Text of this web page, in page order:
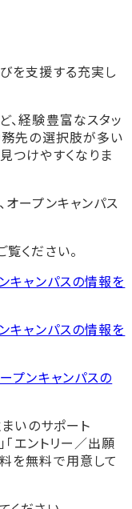
を支援する充実し
、経験豊富なスタッ
務先の選択肢が多い
つけやすくなりま
ープンキャンパス
ください。
キャンパスの情報を
キャンパスの情報を
プンキャンパスの
まいのサポート
「エントリー／出願
を無料で用意して